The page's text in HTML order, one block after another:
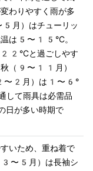
わりやすく雨が多
月）はチューリッ
温は5〜15°C。
と過ごしやす
秋（9〜11月）
〜2月）は1〜6°
して雨具は必需品
が多い時期で
いため、重ね着で
3〜5月）は長袖シ